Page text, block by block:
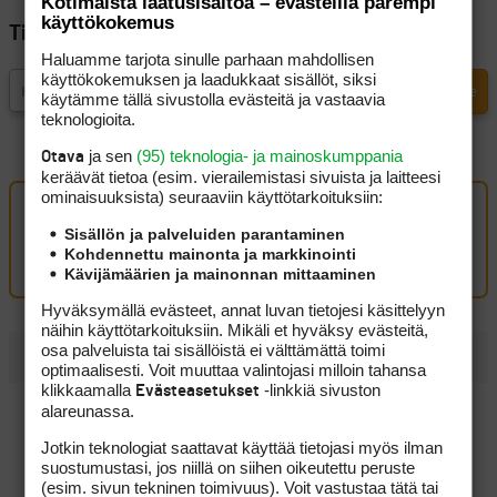
Tilaa Golfpisteen uutiskirje
Oma kommentti
Kirjaudu sisään kommentoidaksesi
UUSIMMAT
Tapio Pulkkanen eteni jatkoon ja paransi rutkasti
Bogiton ilotulitus päättyi eagleen – Talin kenttäennätys
vaihtoi omistajaa
käyttökokemus
Haluamme tarjota sinulle parhaan mahdollisen
käyttökokemuksen ja laadukkaat sisällöt, siksi
käytämme tällä sivustolla evästeitä ja vastaavia
teknologioita.
Otava ja sen (95) teknologia- ja mainoskumppania
keräävät tietoa (esim. vierailemis­tasi sivuista ja laitteesi
ominaisuuk­sista) seuraaviin käyttötarkoituksiin:
Sisällön ja palveluiden parantaminen
Kohdennettu mainonta ja markkinointi
Kävijämäärien ja mainonnan mittaaminen
Hyväksymällä evästeet, annat luvan tietojesi käsittelyyn
näihin käyttötarkoituksiin. Mikäli et hyväksy evästeitä,
osa palveluista tai sisällöistä ei välttämättä toimi
optimaalisesti. Voit muuttaa valintojasi milloin tahansa
klikkaamalla Evästeasetukset -linkkiä sivuston
alareunassa.
Jotkin teknologiat saattavat käyttää tietojasi myös ilman
suostumustasi, jos niillä on siihen oikeutettu peruste
(esim. sivun tekninen toimivuus). Voit vastustaa tätä tai